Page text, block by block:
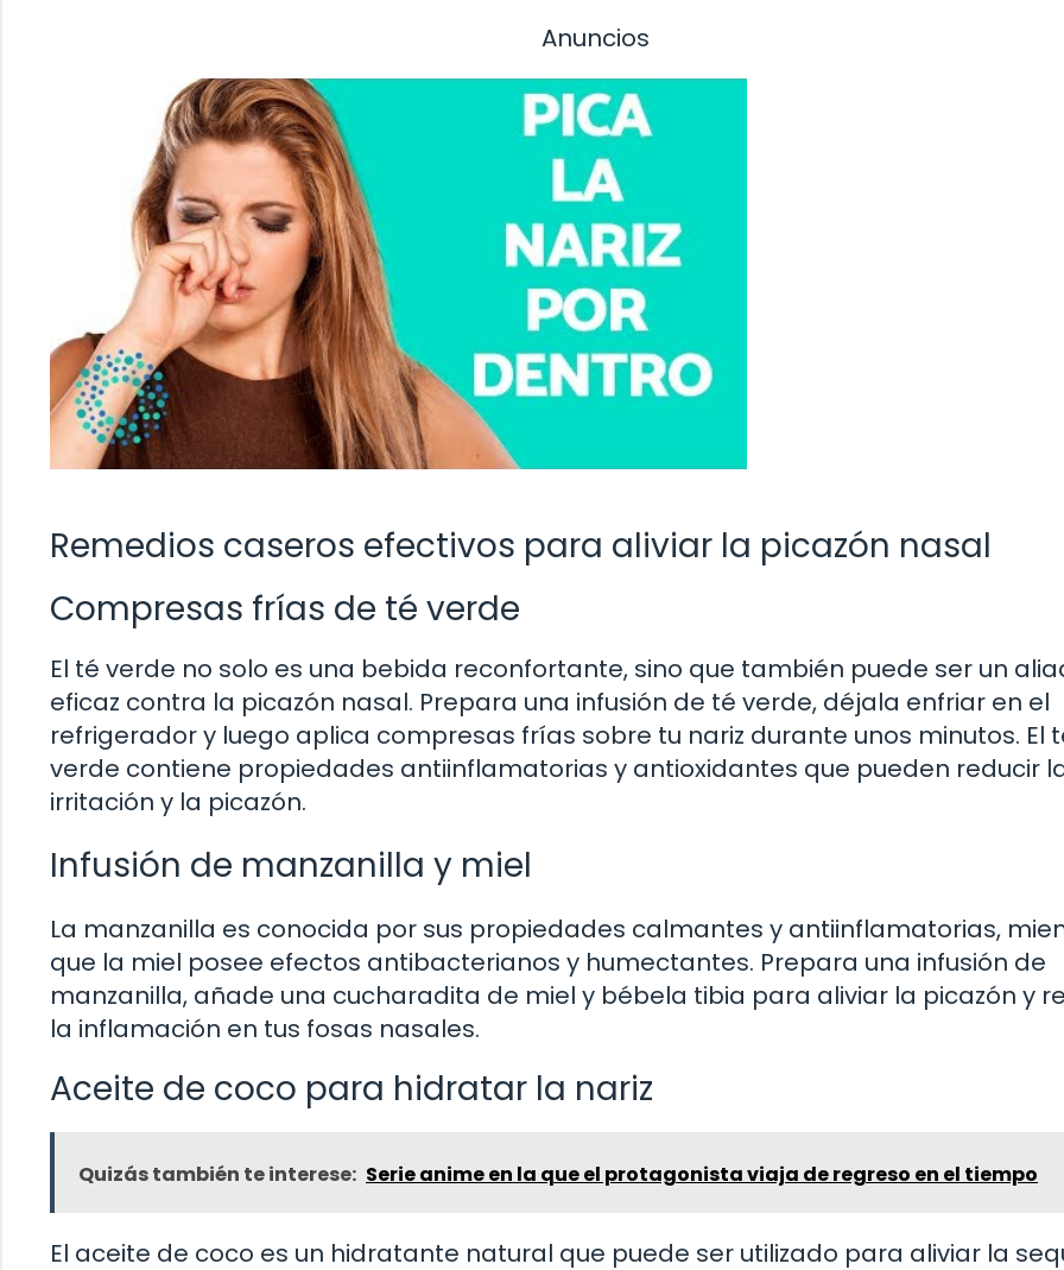
Anuncios
Remedios caseros efectivos para aliviar la picazón nasal
Compresas frías de té verde
El té verde no solo es una bebida reconfortante, sino que también puede ser un
eficaz contra la picazón nasal. Prepara una infusión de té verde, déjala enfriar en el
refrigerador y luego aplica compresas frías sobre tu nariz durante unos minutos. El
verde contiene propiedades antiinflamatorias y antioxidantes que pueden reducir
irritación y la picazón.
Infusión de manzanilla y miel
La manzanilla es conocida por sus propiedades calmantes y antiinflamatorias,
que la miel posee efectos antibacterianos y humectantes. Prepara una infusión de
manzanilla, añade una cucharadita de miel y bébela tibia para aliviar la picazón y
la inflamación en tus fosas nasales.
Aceite de coco para hidratar la nariz
Quizás también te interese: Serie anime en la que el protagonista viaja de regreso en el tiempo
El aceite de coco es un hidratante natural que puede ser utilizado para aliviar la